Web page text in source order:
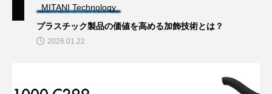
MITANI Technology
プラスチック製品の価値を高める加飾技術とは？
2026.01.22